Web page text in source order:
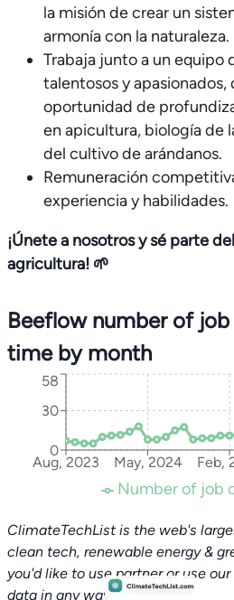
la misión de crear un
armonía con la naturaleza.
Trabaja junto a un equipo
talentosos y
oportunidad de
en apicultura, biología de
del cultivo de arándanos.
Remuneración
experiencia y habilidades.
¡Únete a nosotros y sé parte
agricultura! 🌱
Beeflow number of
time by month
Aug, 2023 May, 2024 Feb,
0
30
58
Number of job
ClimateTechList is the web's
clean tech, renewable energy &
you'd like to use partner or use
data in any way.